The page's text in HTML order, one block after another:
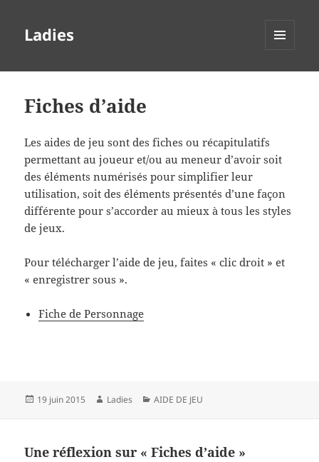
Ladies
Fiches d’aide
Les aides de jeu sont des fiches ou récapitulatifs
permettant au joueur et/ou au meneur d’avoir soit
des éléments numérisés pour simplifier leur
utilisation, soit des éléments présentés d’une façon
différente pour s’accorder au mieux à tous les styles
de jeux.
Pour télécharger l’aide de jeu, faites « clic droit » et
« enregistrer sous ».
Fiche de Personnage
Publié
19 juin 2015 Auteur
Ladies Catégories
AIDE DE JEU
Une réflexion sur « Fiches d’aide »